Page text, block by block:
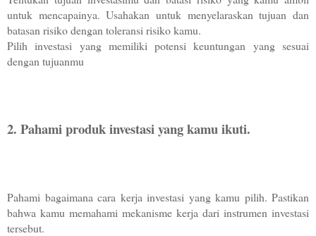
untuk mencapainya. Usahakan untuk menyelaraskan tujuan dan
batasan risiko dengan toleransi risiko kamu.
Pilih investasi yang memiliki potensi keuntungan yang sesuai
dengan tujuanmu
2. Pahami produk investasi yang kamu ikuti.
Pahami bagaimana cara kerja investasi yang kamu pilih. Pastikan
bahwa kamu memahami mekanisme kerja dari instrumen investasi
tersebut.